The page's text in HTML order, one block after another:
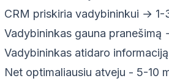
CRM priskiria vadybininkui → 1-
Vadybininkas gauna pranešimą
Vadybininkas atidaro
Net optimaliausiu atveju - 5-10